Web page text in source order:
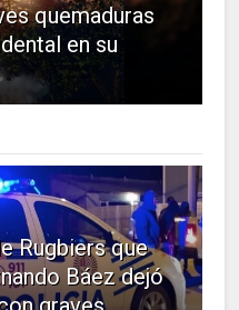
quemaduras
en su
Rugbiers que
Báez dejó